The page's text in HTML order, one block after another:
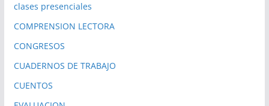
clases presenciales
COMPRENSION LECTORA
CONGRESOS
CUADERNOS DE TRABAJO
CUENTOS